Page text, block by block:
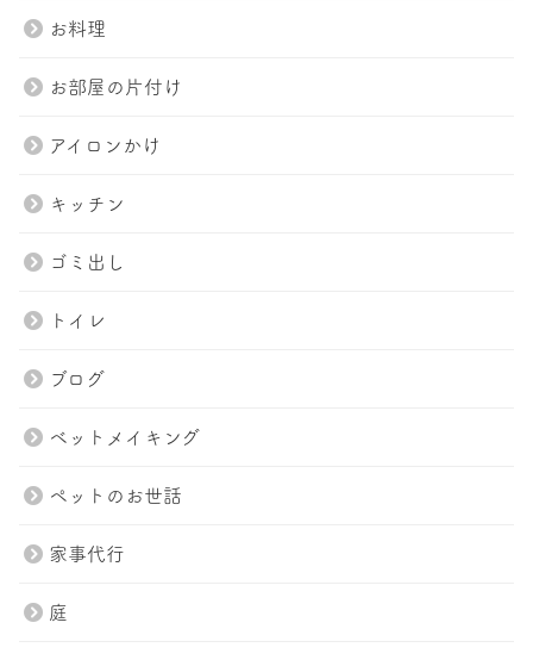
お料理
お部屋の片付け
アイロンかけ
キッチン
ゴミ出し
トイレ
ブログ
ベットメイキング
ペットのお世話
家事代行
庭